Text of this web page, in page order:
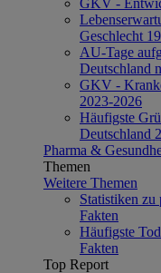
Geschlecht
AU-Tage
Deutschland
GKV -
2023-2026
Häufigste
Deutschland
Pharma &
Themen
Weitere Themen
Statistiken
Fakten
Häufigste
Fakten
Top Report